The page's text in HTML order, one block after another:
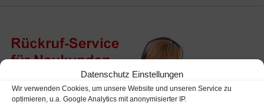
Datenschutz Einstellungen
Wir verwenden Cookies, um unsere Website und unseren Service zu
optimieren, u.a. Google Analytics mit anonymisierter IP.